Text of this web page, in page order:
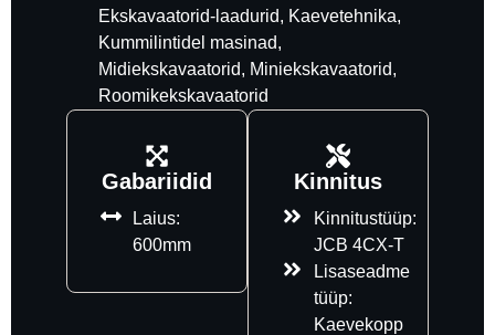
Ekskavaatorid-laadurid, Kaevetehnika,
Kummilintidel masinad,
Midiekskavaatorid, Miniekskavaatorid,
Roomikekskavaatorid
Gabariidid
Laius:
600mm
Kinnitus
Kinnitustüüp:
JCB 4CX-T
Lisaseadme
tüüp:
Kaevekopp